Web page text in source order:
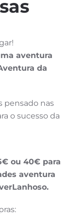
aventura
da
pensado nas
o sucesso da
ou 40€ para
aventura